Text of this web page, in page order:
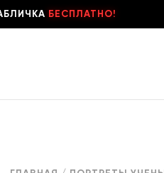
БЕСПЛАТНО!